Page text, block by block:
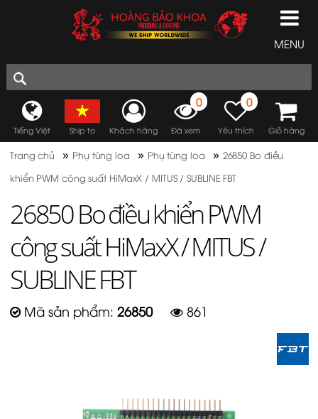
MENU
Tiếng Việt Ship to Khách hàng
0
Đã xem
0
Yêu thích Giỏ hàng
Trang chủ » Phụ tùng loa » Phụ tùng loa » 26850 Bo điều
khiển PWM công suất HiMaxX / MITUS / SUBLINE FBT
26850 Bo điều khiển PWM
công suất HiMaxX / MITUS /
SUBLINE FBT
Mã sản phẩm: 26850 861